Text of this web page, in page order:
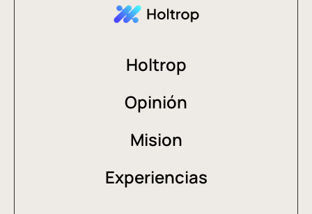
Holtrop
Opinión
Mision
Experiencias